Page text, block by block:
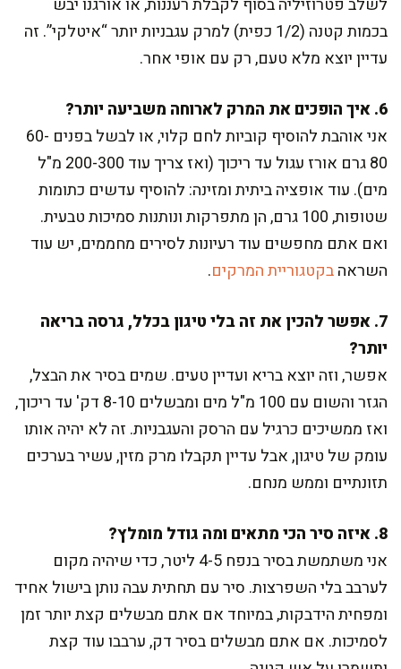
בכמות קטנה (1/2 כפית) למרק עגבניות יותר “איטלקי”. זה
עדיין יוצא מלא טעם, רק עם אופי אחר.
6. איך הופכים את המרק לארוחה משביעה יותר?
אני אוהבת להוסיף קוביות לחם קלוי, או לבשל בפנים 60-
80 גרם אורז עגול עד ריכוך (ואז צריך עוד 200-300 מ"ל
מים). עוד אופציה ביתית ומזינה: להוסיף עדשים כתומות
שטופות, 100 גרם, הן מתפרקות ונותנות סמיכות טבעית.
ואם אתם מחפשים עוד רעיונות לסירים מחממים, יש עוד
השראהבקטגוריית המרקים.
7. אפשר להכין את זה בלי טיגון בכלל, גרסה בריאה
יותר?
אפשר, וזה יוצא בריא ועדיין טעים. שמים בסיר את הבצל,
הגזר והשום עם 100 מ"ל מים ומבשלים 8-10 דק' עד ריכוך,
ואז ממשיכים כרגיל עם הרסק והעגבניות. זה לא יהיה אותו
עומק של טיגון, אבל עדיין תקבלו מרק מזין, עשיר בערכים
תזונתיים וממש מנחם.
8. איזה סיר הכי מתאים ומה גודל מומלץ?
אני משתמשת בסיר בנפח 4-5 ליטר, כדי שיהיה מקום
לערבב בלי השפרצות. סיר עם תחתית עבה נותן בישול אחיד
ומפחית הידבקות, במיוחד אם אתם מבשלים קצת יותר זמן
לסמיכות. אם אתם מבשלים בסיר דק, ערבבו עוד קצת